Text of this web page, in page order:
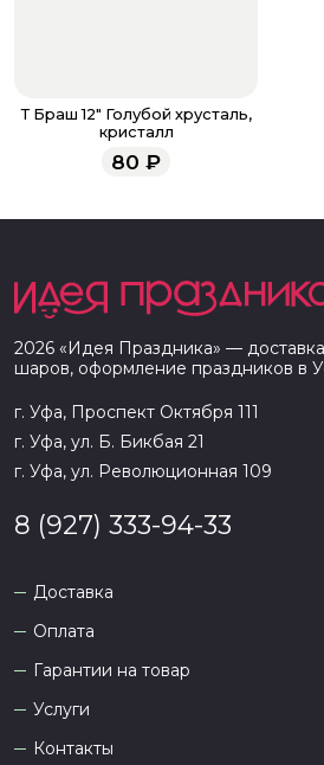
Т Браш 12" Голубой хрусталь,
кристалл
80 ₽
2026 «Идея Праздника» —
шаров, оформление праздников в
г. Уфа, Проспект Октября 111
г. Уфа, ул. Б. Бикбая 21
г. Уфа, ул. Революционная 109
8 (927) 333-94-33
Доставка
Оплата
Гарантии на товар
Услуги
Контакты